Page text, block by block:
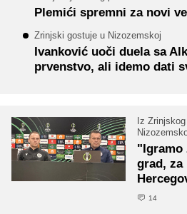
Plemići spremni za novi
Zrinjski gostuje u Nizozemskoj
Ivanković uoči duela sa
prvenstvo, ali idemo dati
Iz
"Igramo
grad, za
14